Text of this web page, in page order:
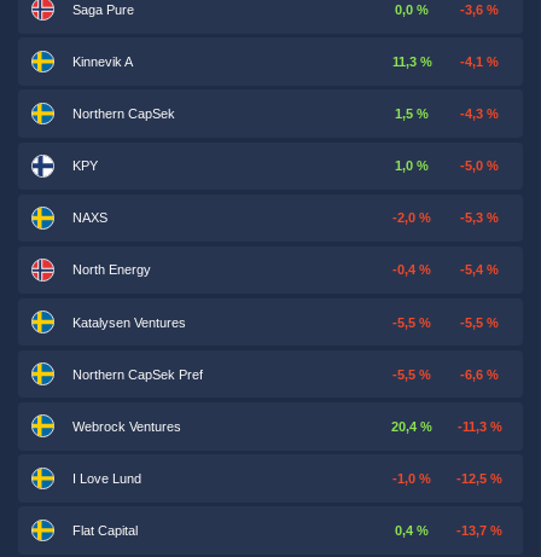
Saga Pure 0,0 % -3,6 %
Kinnevik A 11,3 % -4,1 %
Northern CapSek 1,5 % -4,3 %
KPY 1,0 % -5,0 %
NAXS -2,0 % -5,3 %
North Energy -0,4 % -5,4 %
Katalysen Ventures -5,5 % -5,5 %
Northern CapSek Pref -5,5 % -6,6 %
Webrock Ventures 20,4 % -11,3 %
I Love Lund -1,0 % -12,5 %
Flat Capital 0,4 % -13,7 %